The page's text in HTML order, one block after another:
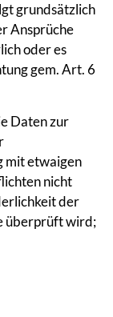
grundsätzlich
Ansprüche
oder es
gem. Art. 6
Daten zur
mit etwaigen
nicht
der
überprüft wird;